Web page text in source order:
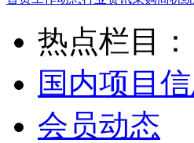
热点栏目：
国内项目
会员动态